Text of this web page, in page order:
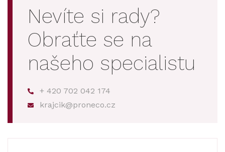
Nevíte si rady?
Obraťte se na
našeho specialistu
+ 420 702 042 174
krajcik@proneco.cz